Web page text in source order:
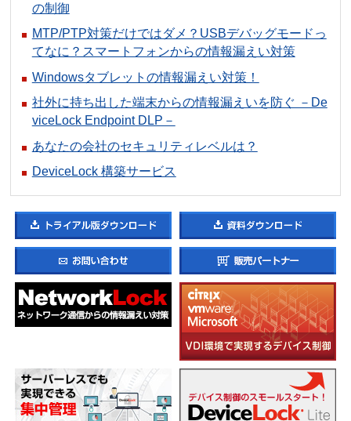
の制御
MTP/PTP対策だけではダメ？USBデバッグモードっ
てなに？スマートフォンからの情報漏えい対策
Windowsタブレットの情報漏えい対策！
社外に持ち出した端末からの情報漏えいを防ぐ －De
viceLock Endpoint DLP－
あなたの会社のセキュリティレベルは？
DeviceLock 構築サービス